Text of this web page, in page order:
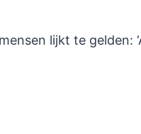
lijkt te gelden: